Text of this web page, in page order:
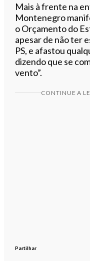
Mais à frente na
Montenegro
o Orçamento do
apesar de não ter
PS, e afastou
dizendo que se
vento”.
CONTINUE A
Partilhar